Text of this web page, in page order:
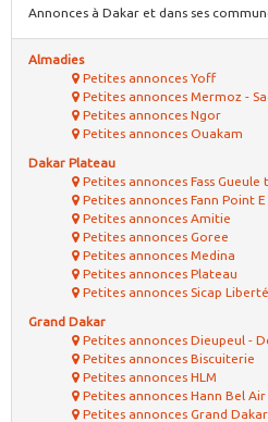
Annonces à Dakar et dans ses
Almadies
Petites annonces Yoff
Petites annonces Mermoz -
Petites annonces Ngor
Petites annonces Ouakam
Dakar Plateau
Petites annonces Fass
Petites annonces Fann Point E
Petites annonces Amitie
Petites annonces Goree
Petites annonces Medina
Petites annonces Plateau
Petites annonces Sicap Liberté
Grand Dakar
Petites annonces Dieupeul -
Petites annonces Biscuiterie
Petites annonces HLM
Petites annonces Hann Bel Air
Petites annonces Grand Dakar